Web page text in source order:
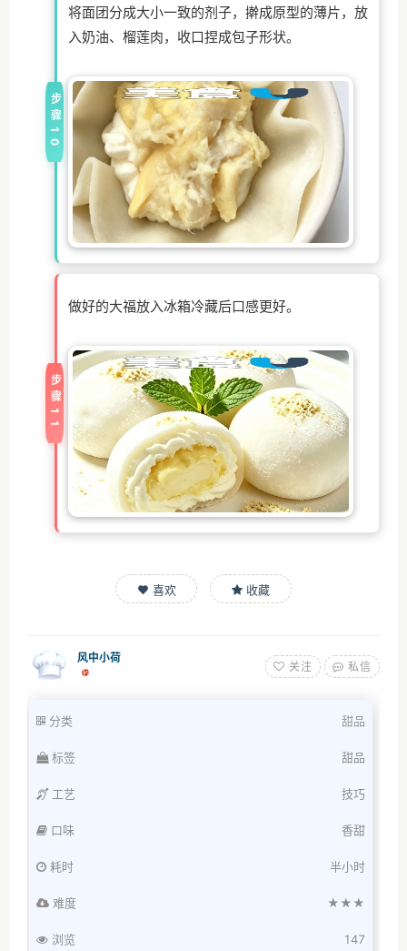
将面团分成大小一致的剂子，擀成原型的薄片，放
入奶油、榴莲肉，收口捏成包子形状。
步骤10
做好的大福放入冰箱冷藏后口感更好。
步骤11
喜欢 收藏
风中小荷
关注 私信
分类 甜品
标签 甜品
工艺 技巧
口味 香甜
耗时 半小时
难度 ★★★
浏览 147